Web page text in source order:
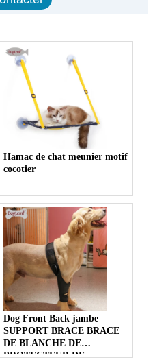
Hamac de chat meunier motif
cocotier
Dog Front Back jambe
SUPPORT BRACE BRACE
DE BLANCHE DE
PROTECTEUR DE